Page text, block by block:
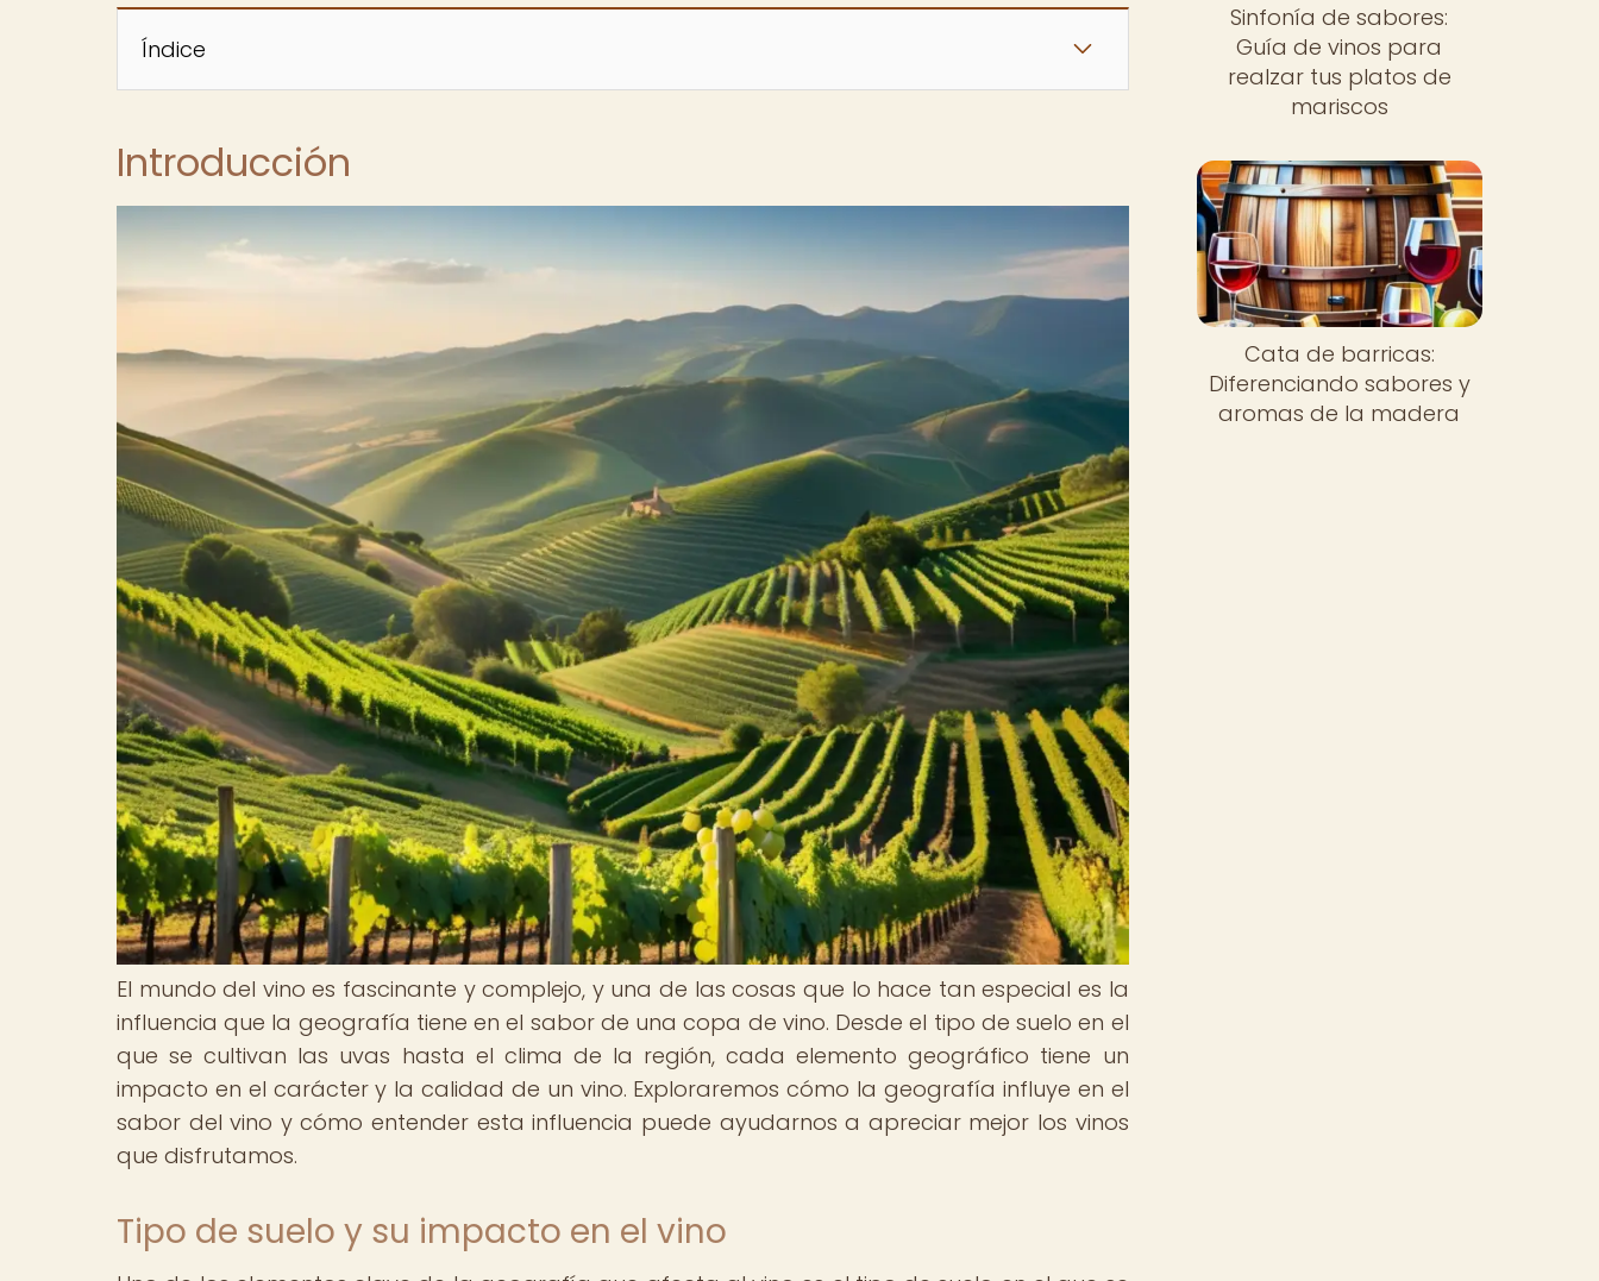
Índice
Introducción
El mundo del vino es fascinante y complejo, y una de las cosas que lo hace tan especial es la
influencia que la geografía tiene en el sabor de una copa de vino. Desde el tipo de suelo en el
que se cultivan las uvas hasta el clima de la región, cada elemento geográfico tiene un
impacto en el carácter y la calidad de un vino. Exploraremos cómo la geografía influye en el
sabor del vino y cómo entender esta influencia puede ayudarnos a apreciar mejor los vinos
que disfrutamos.
Tipo de suelo y su impacto en el vino
Sinfonía de sabores:
Guía de vinos para
realzar tus platos de
mariscos
Cata de barricas:
Diferenciando sabores y
aromas de la madera